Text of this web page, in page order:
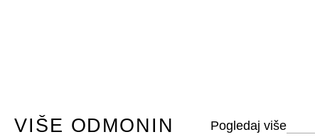
VIŠE ODMONIN